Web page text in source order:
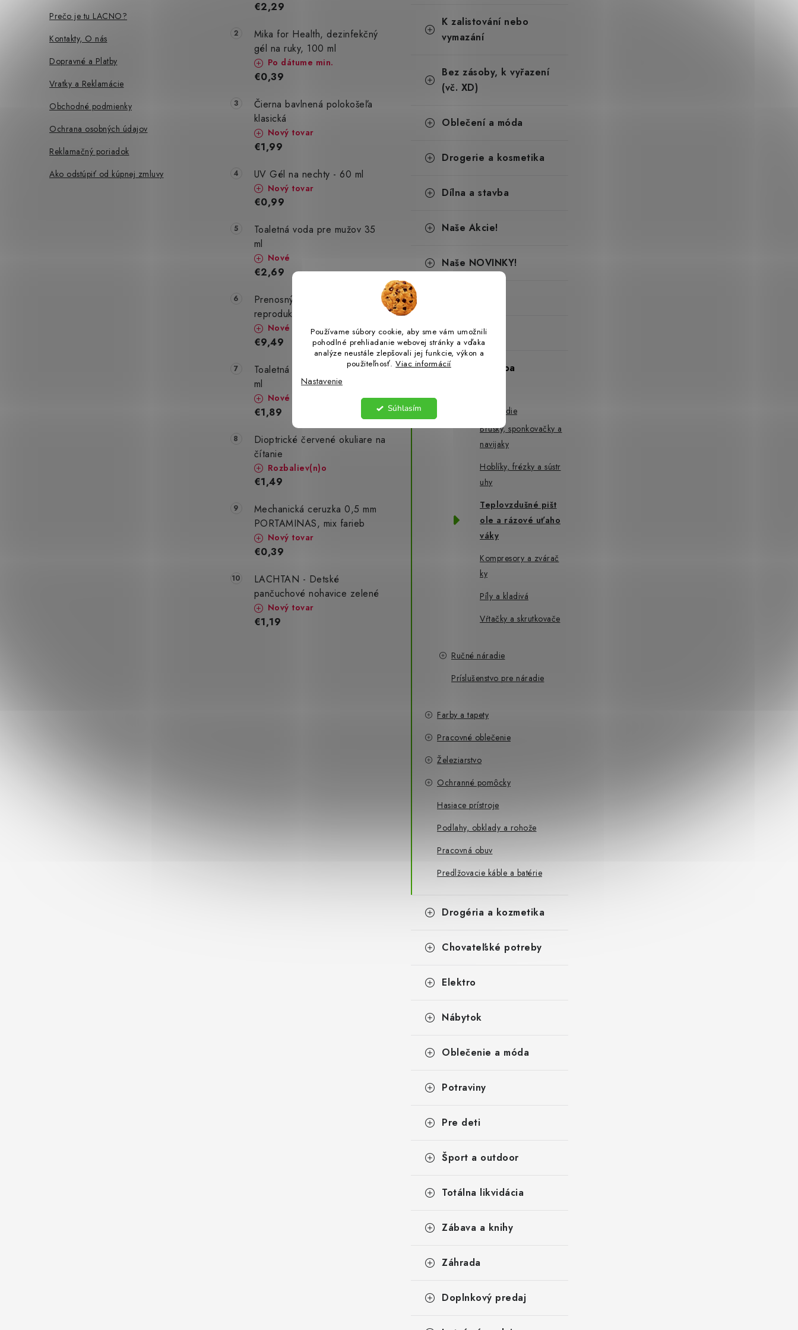
Používame súbory cookie, aby sme vám umožnili
pohodlné prehliadanie webovej stránky a vďaka
analýze neustále zlepšovali jej funkcie, výkon a
použiteľnosť.Viac informácií
Nastavenie
Súhlasím
Prečo je tu LACNO?
Kontakty, O nás
Dopravné a Platby
Vratky a Reklamácie
Obchodné podmienky
Ochrana osobných údajov
Reklamačný poriadok
Ako odstúpiť od kúpnej zmluvy
€2,29
Mika for Health, dezinfekčný
gél na ruky, 100 ml
Po dátume min.
€0,39
Čierna bavlnená polokošeľa
klasická
Nový tovar
€1,99
UV Gél na nechty - 60 ml
Nový tovar
€0,99
Toaletná voda pre mužov 35
ml
Nové
€2,69
Prenosný Bluetooth
reproduktor RIENOK 30W
Nové
€9,49
Toaletná voda pre mužov 35
ml
Nové
€1,89
Dioptrické červené okuliare na
čítanie
Rozbaliev(n)o
€1,49
Mechanická ceruzka 0,5 mm
PORTAMINAS, mix farieb
Nový tovar
€0,39
LACHTAN - Detské
pančuchové nohavice zelené
Nový tovar
€1,19
K zalistování nebo
vymazání
Bez zásoby, k vyřazení
(vč. XD)
Oblečení a móda
Drogerie a kosmetika
Dílna a stavba
Naše Akcie!
Naše NOVINKY!
Domácnosť
Dielňa a stavba
Elektrické náradie
Brúsky, sponkovačky a
navijaky
Hoblíky, frézky a sústr
uhy
Teplovzdušné pišt
ole a rázové uťaho
váky
Kompresory a zvárač
ky
Píly a kladivá
Vŕtačky a skrutkovače
Ručné náradie
Príslušenstvo pre náradie
Farby a tapety
Pracovné oblečenie
Železiarstvo
Ochranné pomôcky
Hasiace prístroje
Podlahy, obklady a rohože
Pracovná obuv
Predlžovacie káble a batérie
Drogéria a kozmetika
Chovateľské potreby
Elektro
Nábytok
Oblečenie a móda
Potraviny
Pre deti
Šport a outdoor
Totálna likvidácia
Zábava a knihy
Záhrada
Doplnkový predaj